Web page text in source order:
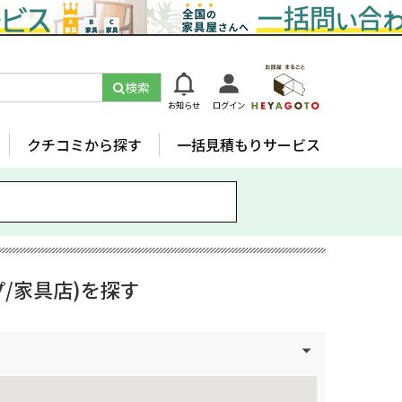
検索
お知らせ ログイン
クチコミから探す 一括見積もりサービス
家具店)を探す